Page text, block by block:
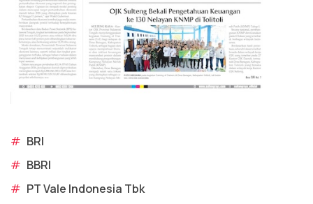
# BRI
# BBRI
# PT Vale Indonesia Tbk